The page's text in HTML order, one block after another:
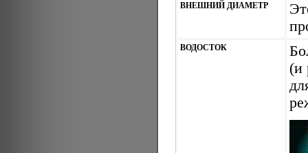
ВНЕШНИЙ ДИАМЕТР
ВОДОСТОК
(и